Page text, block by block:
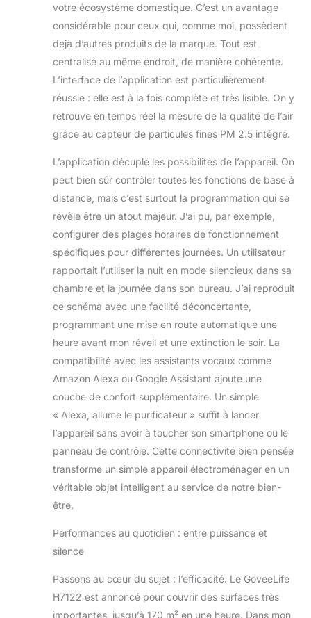
éternuements, la
congestion et
d'autres
symptômes. Créez
des horaires :
personnalisez vos
propres horaires de
début et de fin du
purificateur, ainsi
spécifique du
ventilateur et les
de mode
automatique/veille,
pour un confort
facile de jour
Faible bruit : ce
purificateur d'air de
chambre
fonctionne à 24 dB
presque silencieux
dormez, et les
lumières d'affichage
peuvent être
éteintes. Le filtre
démontage et le
nettoyage. Certifié
ETL, FCC, CARB,
CA65, ENERGY
votre écosystème domestique. C’est un avantage
considérable pour ceux qui, comme moi, possèdent
déjà d’autres produits de la marque. Tout est
centralisé au même endroit, de manière cohérente.
L’interface de l’application est particulièrement
réussie : elle est à la fois complète et très lisible. On y
retrouve en temps réel la mesure de la qualité de l’air
grâce au capteur de particules fines PM 2.5 intégré.
L’application décuple les possibilités de l’appareil. On
peut bien sûr contrôler toutes les fonctions de base à
distance, mais c’est surtout la programmation qui se
révèle être un atout majeur. J’ai pu, par exemple,
configurer des plages horaires de fonctionnement
spécifiques pour différentes journées. Un utilisateur
rapportait l’utiliser la nuit en mode silencieux dans sa
chambre et la journée dans son bureau. J’ai reproduit
ce schéma avec une facilité déconcertante,
programmant une mise en route automatique une
heure avant mon réveil et une extinction le soir. La
compatibilité avec les assistants vocaux comme
Amazon Alexa ou Google Assistant ajoute une
couche de confort supplémentaire. Un simple
« Alexa, allume le purificateur » suffit à lancer
l’appareil sans avoir à toucher son smartphone ou le
panneau de contrôle. Cette connectivité bien pensée
transforme un simple appareil électroménager en un
véritable objet intelligent au service de notre bien-
être.
Performances au quotidien : entre puissance et
silence
Passons au cœur du sujet : l’efficacité. Le GoveeLife
H7122 est annoncé pour couvrir des surfaces très
importantes, jusqu’à 170 m² en une heure. Dans mon